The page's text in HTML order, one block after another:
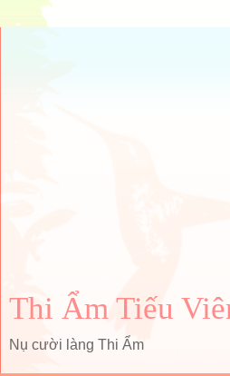
Thi Ẩm Tiếu
Nụ cười làng Thi Ẩm